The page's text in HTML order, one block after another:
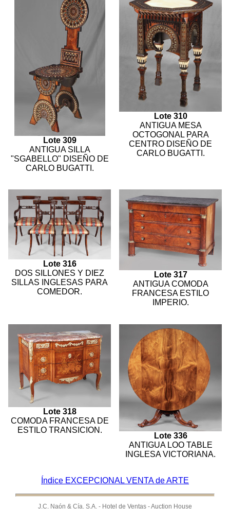
Lote 309
ANTIGUA SILLA
"SGABELLO" DISEÑO DE
CARLO BUGATTI.
Lote 310
ANTIGUA MESA
OCTOGONAL PARA
CENTRO DISEÑO DE
CARLO BUGATTI.
Lote 316
DOS SILLONES Y DIEZ
SILLAS INGLESAS PARA
COMEDOR.
Lote 317
ANTIGUA COMODA
FRANCESA ESTILO
IMPERIO.
Lote 318
COMODA FRANCESA DE
ESTILO TRANSICION.
Lote 336
ANTIGUA LOO TABLE
INGLESA VICTORIANA.
Índice EXCEPCIONAL VENTA de ARTE
J.C. Naón & Cía. S.A. - Hotel de Ventas - Auction House